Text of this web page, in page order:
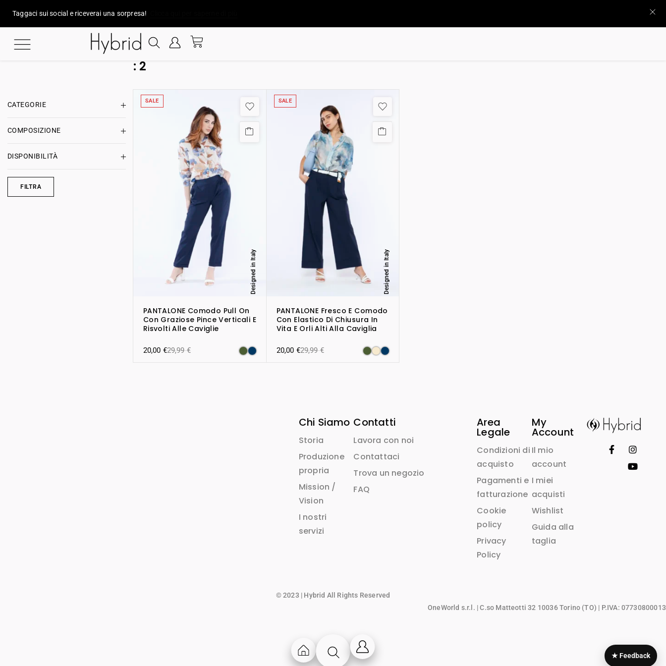
Taggaci sui social e riceverai una sorpresa!
: 2
CATEGORIE
COMPOSIZIONE
DISPONIBILITÀ
FILTRA
SALE
PANTALONE Comodo Pull On
Con Graziose Pince Verticali E
Risvolti Alle Caviglie
Designed in Italy
29,99€
20,00 €
SALE
PANTALONE Fresco E Comodo
Con Elastico Di Chiusura In
Vita E Orli Alti Alla Caviglia
Designed in Italy
29,99€
20,00 €
Chi Siamo
Storia
Produzione
propria
Mission /
Vision
I nostri
servizi
Contatti
Lavora con noi
Contattaci
Trova un negozio
FAQ
Area
Legale
Condizioni di
acquisto
Pagamenti e
fatturazione
Cookie
policy
Privacy
Policy
My
Account
Il mio
account
I miei
acquisti
Wishlist
Guida alla
taglia
© 2023 | Hybrid All Rights Reserved
OneWorld s.r.l. | C.so Matteotti 32 10036 Torino (TO) | P.IVA: 07730800013
★ Feedback